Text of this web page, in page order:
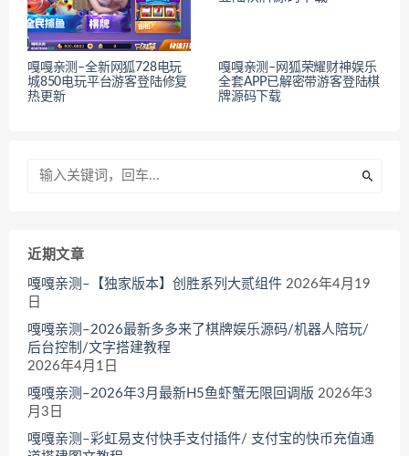
嘎嘎亲测–全新网狐728电玩
城850电玩平台游客登陆修复
热更新
嘎嘎亲测–网狐荣耀财神娱乐
全套APP已解密带游客登陆棋
牌源码下载
近期文章
嘎嘎亲测–【独家版本】创胜系列大贰组件 2026年4月19
日
嘎嘎亲测–2026最新多多来了棋牌娱乐源码/机器人陪玩/
后台控制/文字搭建教程
2026年4月1日
嘎嘎亲测–2026年3月最新H5鱼虾蟹无限回调版 2026年3
月3日
嘎嘎亲测–彩虹易支付快手支付插件/ 支付宝的快币充值通